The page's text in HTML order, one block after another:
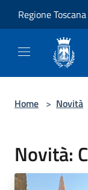
Regione Toscana
Home > Novità
Novità: